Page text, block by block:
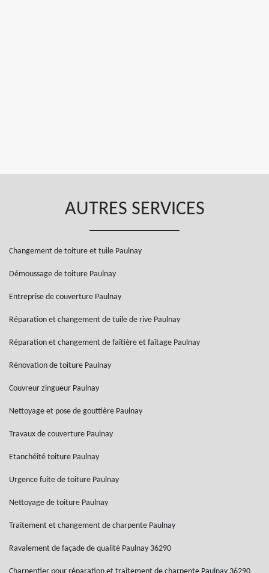
AUTRES SERVICES
Changement de toiture et tuile Paulnay
Démoussage de toiture Paulnay
Entreprise de couverture Paulnay
Réparation et changement de tuile de rive Paulnay
Réparation et changement de faîtière et faîtage Paulnay
Rénovation de toiture Paulnay
Couvreur zingueur Paulnay
Nettoyage et pose de gouttière Paulnay
Travaux de couverture Paulnay
Etanchéité toiture Paulnay
Urgence fuite de toiture Paulnay
Nettoyage de toiture Paulnay
Traitement et changement de charpente Paulnay
Ravalement de façade de qualité Paulnay 36290